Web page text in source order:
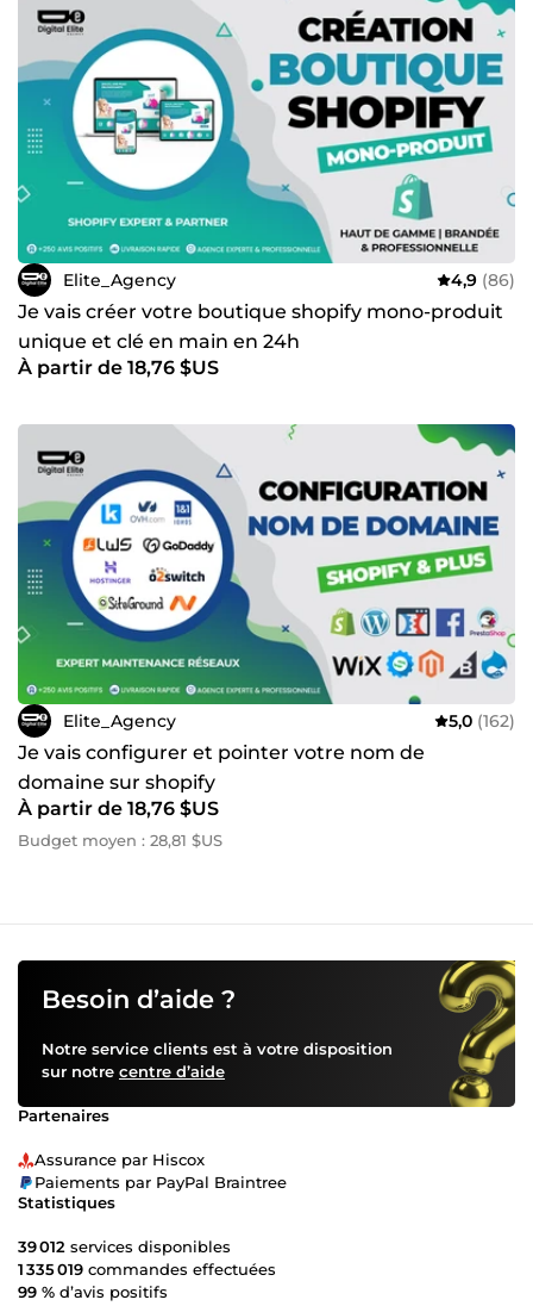
Elite_Agency 4,9 (86)
Je vais créer votre boutique shopify mono-produit
unique et clé en main en 24h
À partir de 18,76 $US
Elite_Agency 5,0 (162)
Je vais configurer et pointer votre nom de
domaine sur shopify
À partir de 18,76 $US
Budget moyen : 28,81 $US
Besoin d’aide ?
Notre service clients est à votre disposition
sur notre centre d’aide
Partenaires
Assurance par Hiscox
Paiements par PayPal Braintree
Statistiques
39 012 services disponibles
1 335 019 commandes effectuées
99 % d’avis positifs